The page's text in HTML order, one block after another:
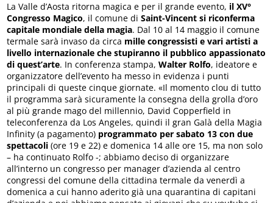
La Valle d’Aosta ritorna magica e per il grande evento, il XV°
Congresso Magico, il comune diSaint-Vincent si riconferma
capitale mondiale della magia. Dal 10 al 14 maggio il comune
termale sarà invaso da circa mille congressisti e vari artisti a
livello internazionale che stupiranno il pubblico appassionato
di quest’arte. In conferenza stampa,Walter Rolfo, ideatore e
organizzatore dell’evento ha messo in evidenza i punti
principali di queste cinque giornate. «Il momento clou di tutto
il programma sarà sicuramente la consegna della grolla d’oro
al più grande mago del millennio, David Copperfield in
teleconferenza da Los Angeles, quindi il gran Galà della Magia
Infinity (a pagamento) programmato per sabato 13 con due
spettacoli (ore 19 e 22) e domenica 14 alle ore 15, ma non solo
– ha continuato Rolfo -; abbiamo deciso di organizzare
all’interno un congresso per manager d’azienda al centro
congressi del comune della cittadina termale da venerdì a
domenica a cui hanno aderito già una quarantina di capitani